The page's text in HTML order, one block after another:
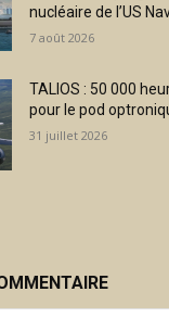
nucléaire de l’US
7 août 2026
TALIOS : 50 000
pour le pod
31 juillet 2026